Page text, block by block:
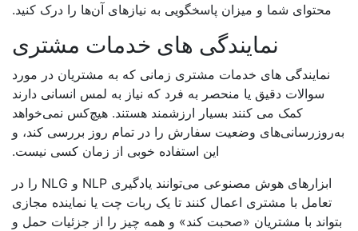
محتوای شما و میزان پاسخگویی به نیازهای آن‌ها را درک کنید.
نمایندگی های خدمات مشتری
نمایندگی های خدمات مشتری زمانی که به مشتریان در مورد
سوالات دقیق یا منحصر به فرد که نیاز به لمس انسانی دارند
کمک می کنند بسیار ارزشمند هستند. هیچ‌کس نمی‌خواهد
وضعیت سفارش را در تمام روز بررسی کند، و
این استفاده خوبی از زمان کسی نیست.
ابزارهای هوش مصنوعی می‌توانند یادگیری NLP و NLG را در
تعامل با مشتری اعمال کنند تا یک ربات چت یا نماینده مجازی
با مشتریان «صحبت کند» و همه چیز را از جزئیات حمل و